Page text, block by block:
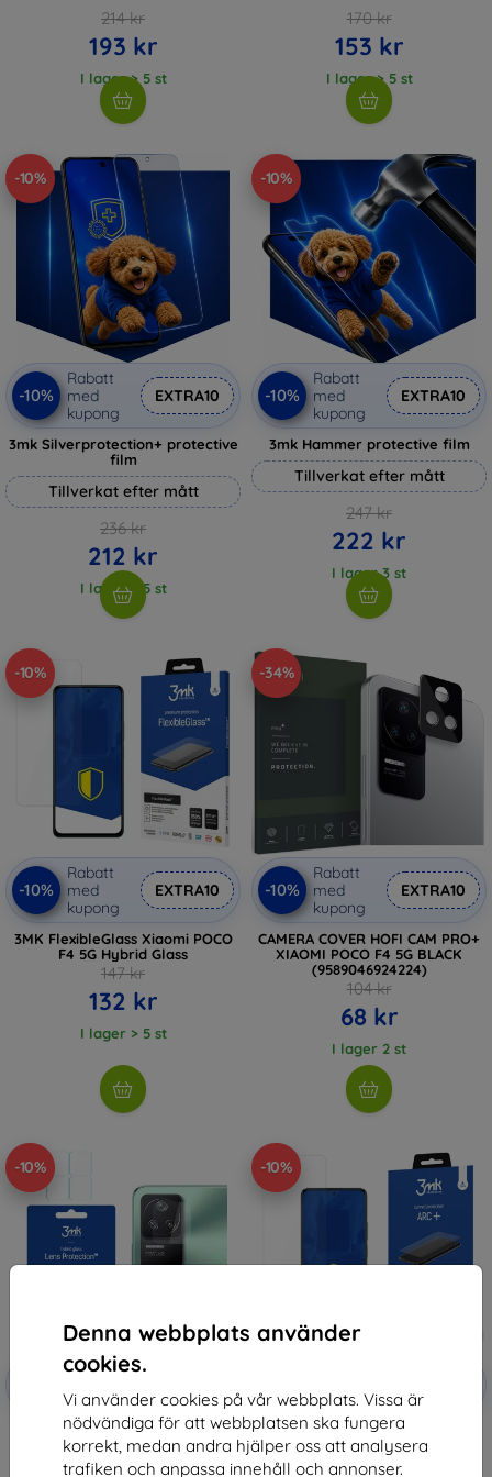
Denna webbplats använder
cookies.
Vi använder cookies på vår webbplats. Vissa är
nödvändiga för att webbplatsen ska fungera
korrekt, medan andra hjälper oss att analysera
trafiken och anpassa innehåll och annonser.
214 kr
193 kr
I lager > 5 st
170 kr
153 kr
I lager > 5 st
-10%
-10%
Rabatt
med
kupong
EXTRA10
3mk Silverprotection+ protective
film
Tillverkat efter mått
236 kr
212 kr
I lager > 5 st
-10%
-10%
Rabatt
med
kupong
EXTRA10
3mk Hammer protective film
Tillverkat efter mått
247 kr
222 kr
I lager 3 st
-10%
-10%
Rabatt
med
kupong
EXTRA10
3MK FlexibleGlass Xiaomi POCO
F4 5G Hybrid Glass
147 kr
132 kr
I lager > 5 st
-34%
-10%
Rabatt
med
kupong
EXTRA10
CAMERA COVER HOFI CAM PRO+
XIAOMI POCO F4 5G BLACK
(9589046924224)
104 kr
68 kr
I lager 2 st
-10%
Rabatt
kupong
3MK Lens Protect Xiaomi POCO
F4 5G camera lens protection 4
pcs
-10%
kupong
3MK Folia ARC+ FS Xiaomi POCO
F4 5G Fullscreen Foil
159 kr